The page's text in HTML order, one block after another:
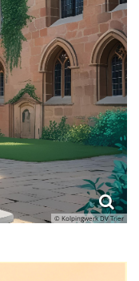
© Kolpingwerk DV Trier